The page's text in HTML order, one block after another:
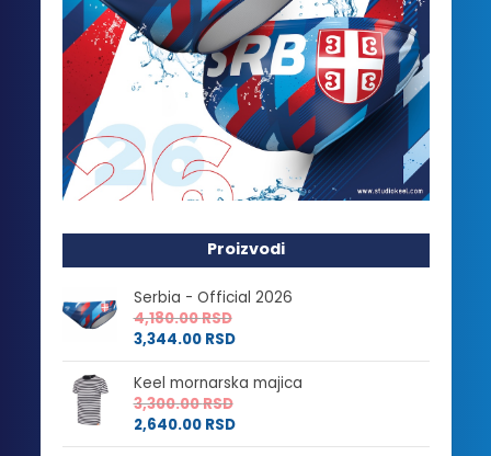
Proizvodi
Serbia - Official 2026
4,180.00RSD
3,344.00 RSD
Keel mornarska majica
3,300.00RSD
2,640.00 RSD